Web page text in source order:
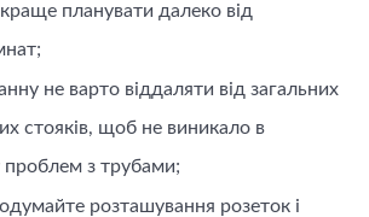
планувати далеко від
не варто віддаляти від загальних
стояків, щоб не виникало в
з трубами;
розташування розеток і